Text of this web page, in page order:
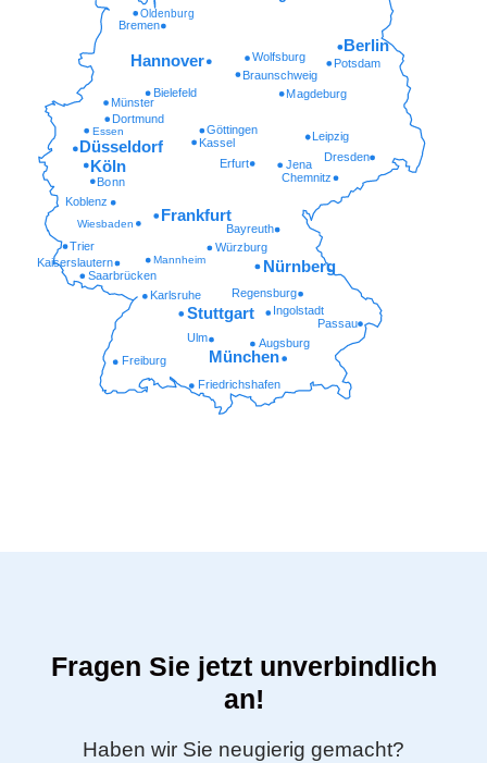
Friedrichshafen
Freiburg
Augsburg
Ulm
Passau
Ingolstadt
Regensburg
Karlsruhe
Saarbrücken
Kaiserslautern Mannheim
Würzburg
Trier
Wiesbaden Bayreuth
Koblenz
Chemnitz
Bonn
Erfurt Jena
Dresden
Kassel
Göttingen
Essen
Dortmund
Münster
Magdeburg
Bielefeld
Braunschweig
Potsdam
Wolfsburg
Oldenburg
München
Stuttgart
Nürnberg
Frankfurt
Köln
Düsseldorf
Leipzig
Hannover
Berlin
Bremen
Fragen Sie jetzt unverbindlich
an!
Haben wir Sie neugierig gemacht?